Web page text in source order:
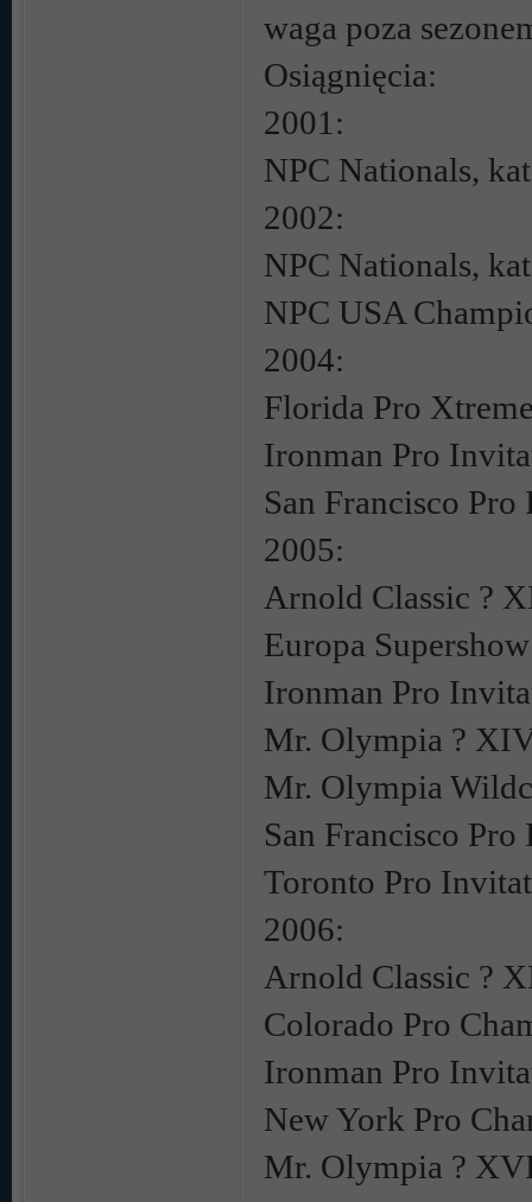
waga poza
Osiągnięcia:
2001:
NPC Nationals,
2002:
NPC Nationals,
NPC USA
2004:
Florida Pro
Ironman Pro
San Francisco
2005:
Arnold Classic ?
Europa
Ironman Pro
Mr. Olympia ?
Mr. Olympia
San Francisco
Toronto Pro
2006:
Arnold Classic ?
Colorado Pro
Ironman Pro
New York Pro
Mr. Olympia ?